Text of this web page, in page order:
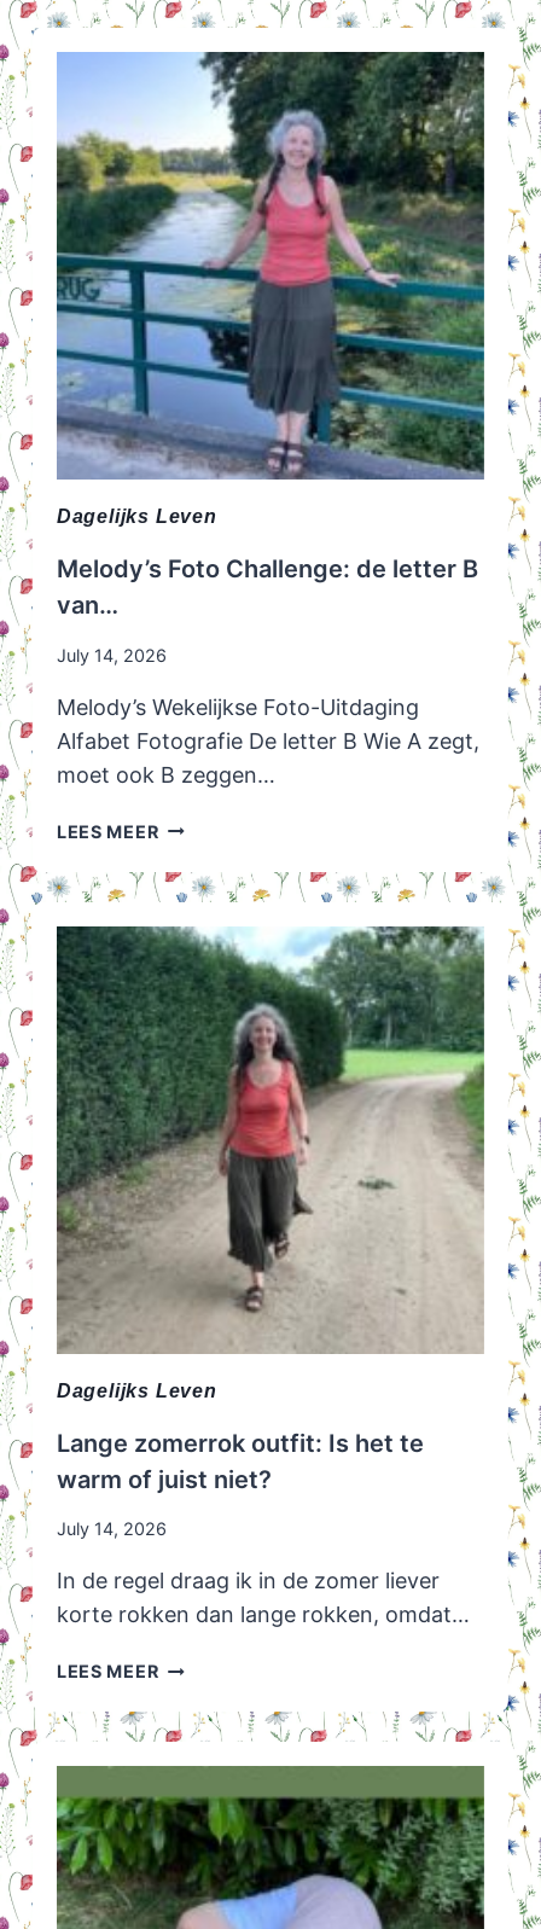
MANIEREN
GELD
VERSPILLEN
(DOE
VOORAL
HET
TEGENOVERGESTELDE)
Dagelijks Leven
Melody’s Foto Challenge: de letter B
van…
July 14, 2026
Melody’s Wekelijkse Foto-Uitdaging
Alfabet Fotografie De letter B Wie A zegt,
moet ook B zeggen…
LEES MEERMELODY’S
CHALLENGE:
LETTER
B
VAN…
Dagelijks Leven
Lange zomerrok outfit: Is het te
warm of juist niet?
July 14, 2026
In de regel draag ik in de zomer liever
korte rokken dan lange rokken, omdat…
LEES MEERLANGE
OUTFIT:
TE
WARM
OF
JUIST
NIET?